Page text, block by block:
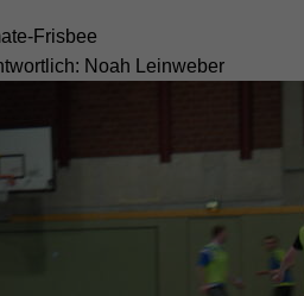
Frisbee
Noah Leinweber